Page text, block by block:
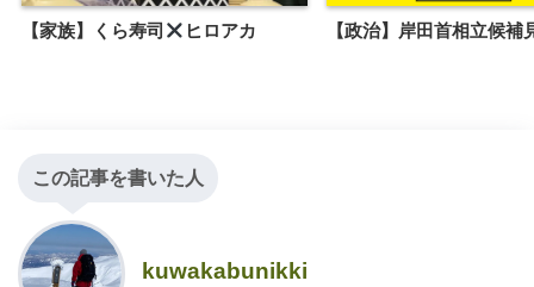
【家族】くら寿司 ヒロアカ 【政治】岸田首相立候補
この記事を書いた人
kuwakabunikki